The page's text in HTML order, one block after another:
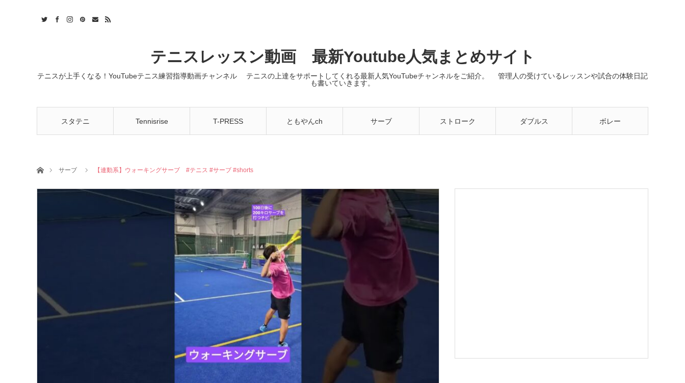
テニスレッスン動画 最新Youtube人気まとめサイト
テニスが上手くなる！YouTubeテニス練習指導動画チャンネル テニスの上達をサポートしてくれる最新人気YouTubeチャンネルをご紹介。 管理人の受けているレッスンや試合の体験日記
も書いていきます。
スタテニ Tennisrise T-PRESS ともやんch サーブ ストローク ダブルス ボレー
ホームサーブ 【連動系】ウォーキングサーブ #テニス #サーブ #shorts